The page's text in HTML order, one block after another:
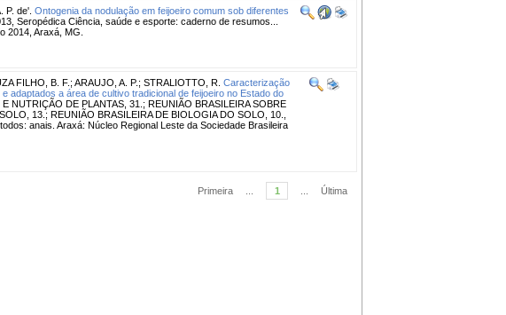
P. de'. Ontogenia da nodulação em feijoeiro comum sob diferentes
Seropédica Ciência, saúde e esporte: caderno de resumos...
2014, Araxá, MG.
FILHO, B. F. ; ARAUJO, A. P. ; STRALIOTTO, R. Caracterização
adaptados a área de cultivo tradicional de feijoeiro no Estado do
NUTRIÇÃO DE PLANTAS, 31.; REUNIÃO BRASILEIRA SOBRE
13.; REUNIÃO BRASILEIRA DE BIOLOGIA DO SOLO, 10.,
anais. Araxá: Núcleo Regional Leste da Sociedade Brasileira
Primeira 1 Última